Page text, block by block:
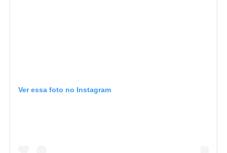
Ver essa foto no Instagram